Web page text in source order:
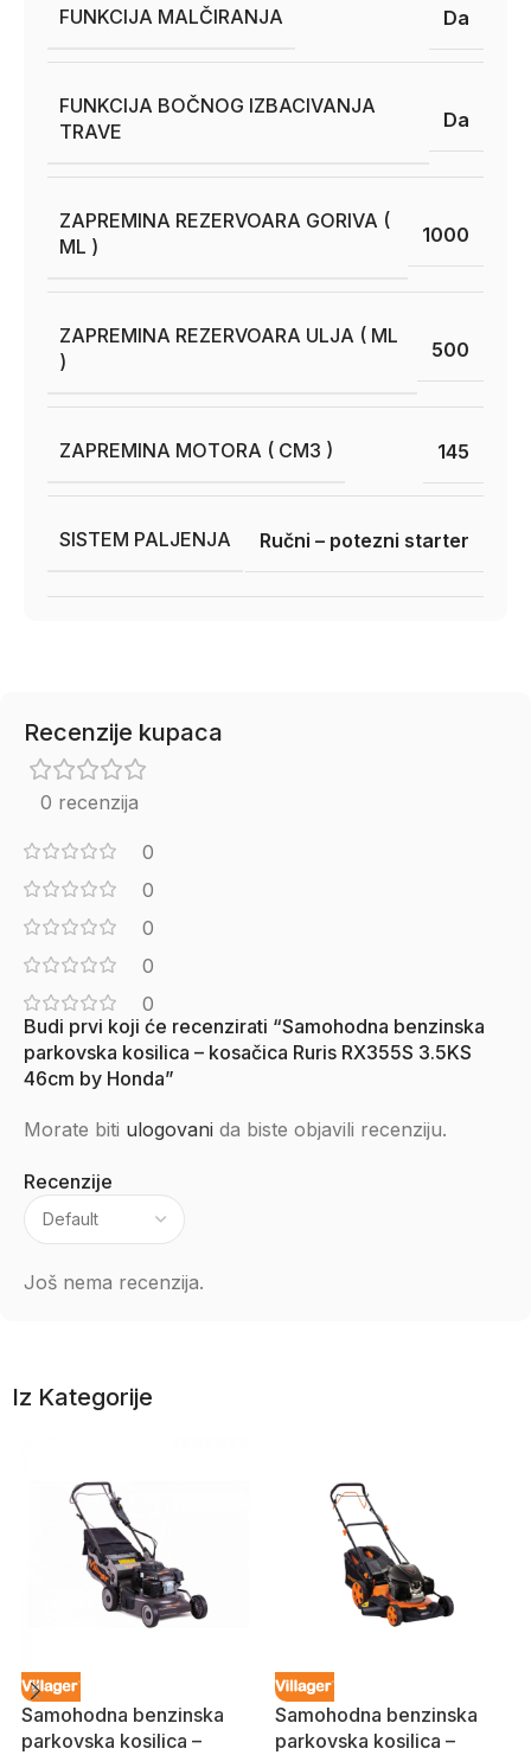
FUNKCIJA MALČIRANJA Da
FUNKCIJA BOČNOG IZBACIVANJA
TRAVE
Da
ZAPREMINA REZERVOARA GORIVA (
ML )
1000
ZAPREMINA REZERVOARA ULJA ( ML
)
500
ZAPREMINA MOTORA ( CM3 ) 145
SISTEM PALJENJA Ručni – potezni starter
Recenzije kupaca
0 recenzija
0
0
0
0
0
Recenzije
Još nema recenzija.
Budi prvi koji će recenzirati “Samohodna benzinska
parkovska kosilica – kosačica Ruris RX355S 3.5KS
46cm by Honda”
Morate biti ulogovani da biste objavili recenziju.
Iz Kategorije
Samohodna benzinska
parkovska kosilica –
Samohodna benzinska
parkovska kosilica –